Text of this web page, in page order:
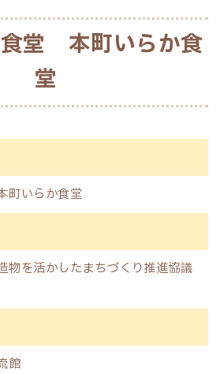
堂 本町いらか食
堂
町いらか食堂
物を活かしたまちづくり推進協議
館